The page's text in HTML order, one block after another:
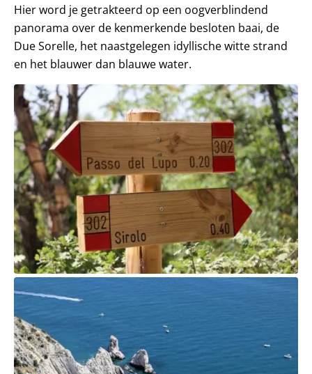
Hier word je getrakteerd op een oogverblindend
panorama over de kenmerkende besloten baai, de
Due Sorelle, het naastgelegen idyllische witte strand
en het blauwer dan blauwe water.